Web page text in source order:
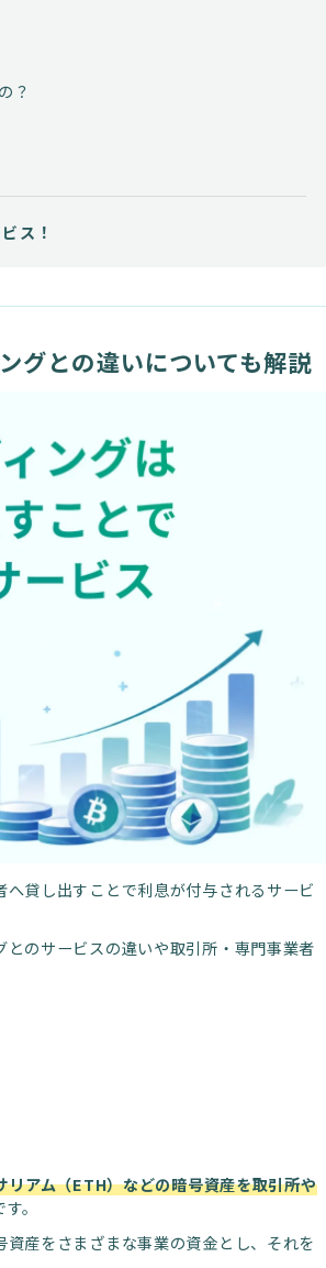
？
ス！
グとの違いについても解説
貸し出すことで利息が付与されるサービ
のサービスの違いや取引所・専門事業者
リアム（ETH）などの暗号資産を取引所や
。
産をさまざまな事業の資金とし、それを